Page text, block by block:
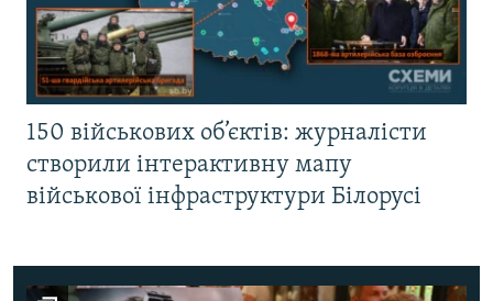
150 військових об’єктів: журналісти
створили інтерактивну мапу
військової інфраструктури Білорусі